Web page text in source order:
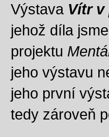
Výstava Vítr v
jehož díla
projektu
jeho výstavu
jeho první
tedy zároveň